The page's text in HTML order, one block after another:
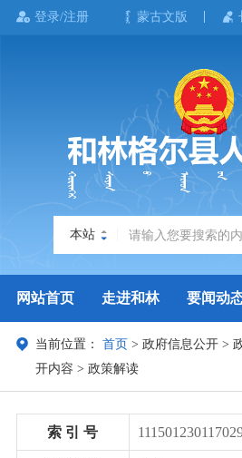
登录/注册 蒙古文版
本站
网站首页 走进和林 要闻动
政务服务 政民互动 政府数
当前位置：首页 >政府信息公开 >
开内容 >政策解读
索 引 号